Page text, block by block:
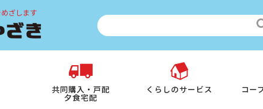
ざします
共同購入・戸配
夕食宅配
くらしのサービス コー